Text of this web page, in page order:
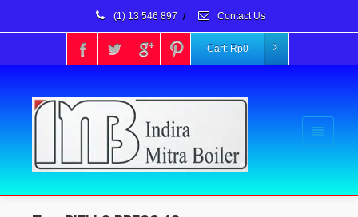
(1) 13 546 897 / Contact Us
Cart: Rp0